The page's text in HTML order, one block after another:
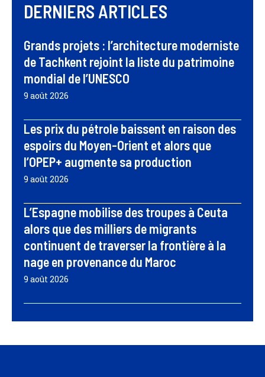
DERNIERS ARTICLES
Grands projets : l’architecture moderniste
de Tachkent rejoint la liste du patrimoine
mondial de l’UNESCO
9 août 2026
Les prix du pétrole baissent en raison des
espoirs du Moyen-Orient et alors que
l’OPEP+ augmente sa production
9 août 2026
L’Espagne mobilise des troupes à Ceuta
alors que des milliers de migrants
continuent de traverser la frontière à la
nage en provenance du Maroc
9 août 2026